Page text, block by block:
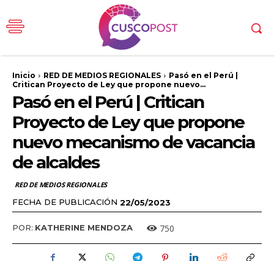
Inicio RED DE MEDIOS REGIONALES
Pasó en el Perú |
Critican Proyecto de Ley que propone nuevo...
Pasó en el Perú | Critican
Proyecto de Ley que propone
nuevo mecanismo de vacancia
de alcaldes
RED DE MEDIOS REGIONALES
FECHA DE PUBLICACIÓN 22/05/2023
POR: KATHERINE MENDOZA 750